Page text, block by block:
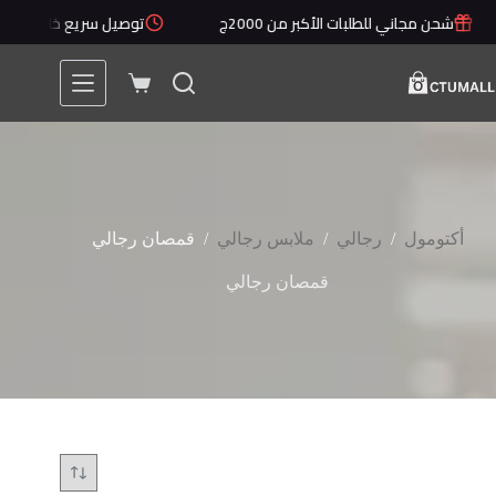
التجاوزشحن مجاني للطلبات الأكبر من 2000ج توصيل سريع خلال 1 - 5 أيام
عربة
أكتومول / رجالي / ملابس رجالي / قمصان رجالي
قمصان رجالي